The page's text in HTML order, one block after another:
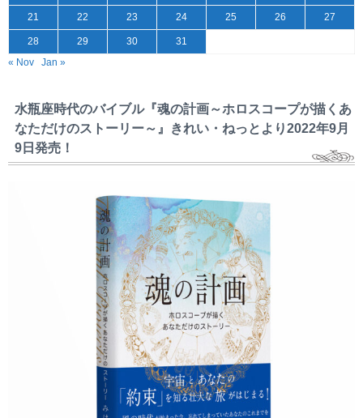
21 22 23 24 25 26 27
28 29 30
31
« Nov
Jan »
水瓶座時代のバイブル『魂の計画～ホロスコープが描くあ
なただけのストーリー～』きれい・ねっとより2022年9月
9日発売！